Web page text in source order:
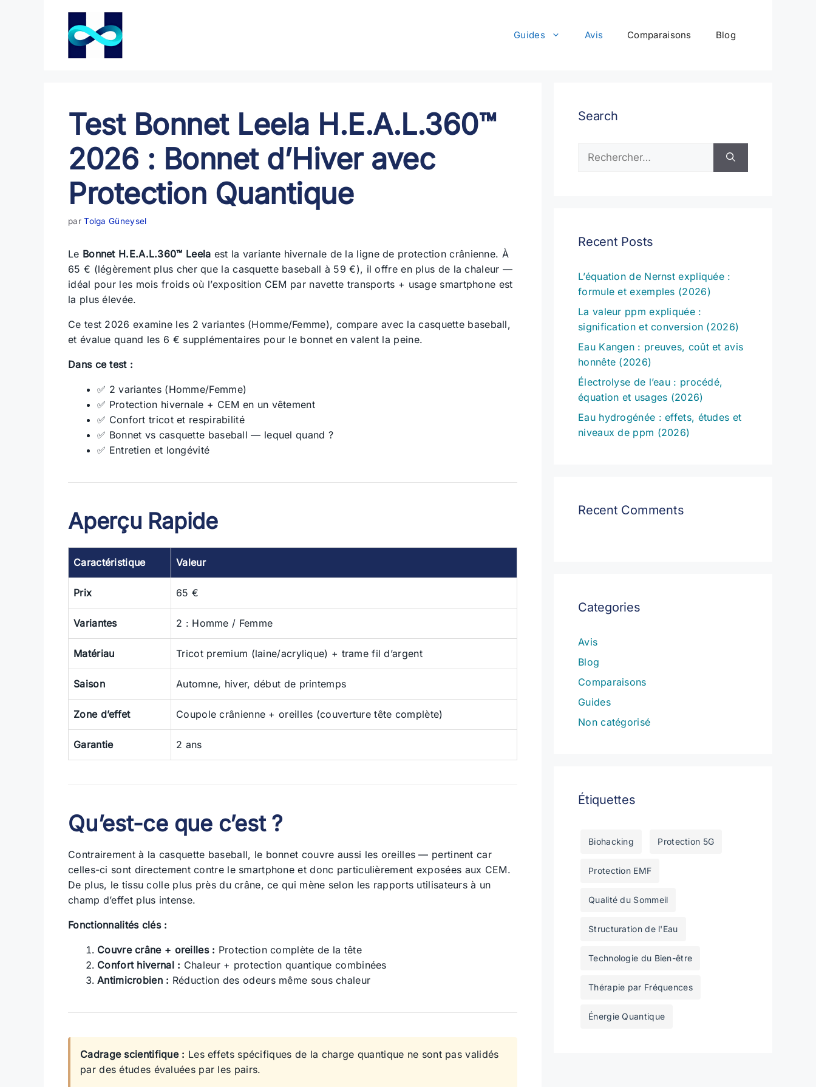
Guides Avis Comparaisons Blog
Test Bonnet Leela H.E.A.L.360™
2026 : Bonnet d’Hiver avec
Protection Quantique
parTolga Güneysel
Le Bonnet H.E.A.L.360™ Leela est la variante hivernale de la ligne de protection crânienne. À
65 € (légèrement plus cher que la casquette baseball à 59 €), il offre en plus de la chaleur —
idéal pour les mois froids où l’exposition CEM par navette transports + usage smartphone est
la plus élevée.
Ce test 2026 examine les 2 variantes (Homme/Femme), compare avec la casquette baseball,
et évalue quand les 6 € supplémentaires pour le bonnet en valent la peine.
Dans ce test :
✅ 2 variantes (Homme/Femme)
✅ Protection hivernale + CEM en un vêtement
✅ Confort tricot et respirabilité
✅ Bonnet vs casquette baseball — lequel quand ?
✅ Entretien et longévité
Aperçu Rapide
Caractéristique Valeur
Prix 65 €
Variantes 2 : Homme / Femme
Matériau Tricot premium (laine/acrylique) + trame fil d’argent
Saison Automne, hiver, début de printemps
Zone d’effet Coupole crânienne + oreilles (couverture tête complète)
Garantie 2 ans
Qu’est-ce que c’est ?
Contrairement à la casquette baseball, le bonnet couvre aussi les oreilles — pertinent car
celles-ci sont directement contre le smartphone et donc particulièrement exposées aux CEM.
De plus, le tissu colle plus près du crâne, ce qui mène selon les rapports utilisateurs à un
champ d’effet plus intense.
Fonctionnalités clés :
Couvre crâne + oreilles : Protection complète de la tête
Confort hivernal : Chaleur + protection quantique combinées
Antimicrobien : Réduction des odeurs même sous chaleur
Cadrage scientifique : Les effets spécifiques de la charge quantique ne sont pas validés
par des études évaluées par les pairs.
Search
Rechercher :
Recent Posts
L’équation de Nernst expliquée :
formule et exemples (2026)
La valeur ppm expliquée :
signification et conversion (2026)
Eau Kangen : preuves, coût et avis
honnête (2026)
Électrolyse de l’eau : procédé,
équation et usages (2026)
Eau hydrogénée : effets, études et
niveaux de ppm (2026)
Recent Comments
Categories
Avis
Blog
Comparaisons
Guides
Non catégorisé
Étiquettes
Biohacking Protection 5G
Protection EMF
Qualité du Sommeil
Structuration de l'Eau
Technologie du Bien-être
Thérapie par Fréquences
Énergie Quantique